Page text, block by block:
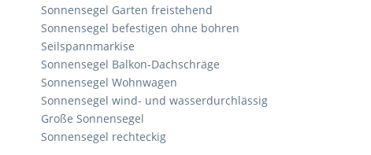
Sonnensegel Garten freistehend
Sonnensegel befestigen ohne bohren
Seilspannmarkise
Sonnensegel Balkon-Dachschräge
Sonnensegel Wohnwagen
Sonnensegel wind- und wasserdurchlässig
Große Sonnensegel
Sonnensegel rechteckig